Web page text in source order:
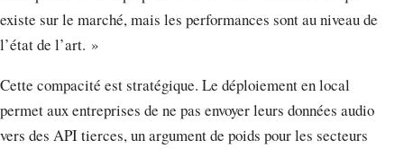
existe sur le marché, mais les performances sont au niveau de
l’état de l’art. »
Cette compacité est stratégique. Le déploiement en local
permet aux entreprises de ne pas envoyer leurs données audio
vers des API tierces, un argument de poids pour les secteurs